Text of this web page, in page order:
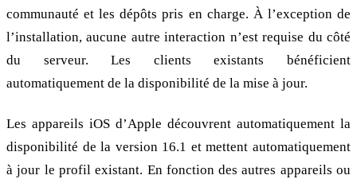
communauté et les dépôts pris en charge. À l’exception de
l’installation, aucune autre interaction n’est requise du côté
du serveur. Les clients existants bénéficient
automatiquement de la disponibilité de la mise à jour.
Les appareils iOS d’Apple découvrent automatiquement la
disponibilité de la version 16.1 et mettent automatiquement
à jour le profil existant. En fonction des autres appareils ou